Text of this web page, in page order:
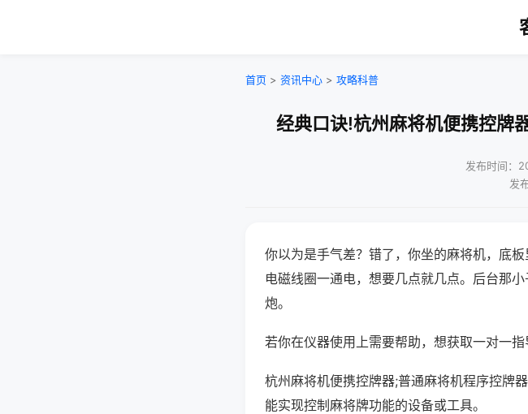
首页 > 资讯中心 > 攻略科普
经典口诀!杭州麻将机便携控牌
发布时间：
发
你以为是手气差？错了，你坐的麻将机，底
电磁线圈一通电，想要几点就几点。后台那
炮。
若你在仪器使用上需要帮助，想获取一对一
杭州麻将机便携控牌器;普通麻将机程序控牌
能实现控制麻将牌功能的设备或工具。